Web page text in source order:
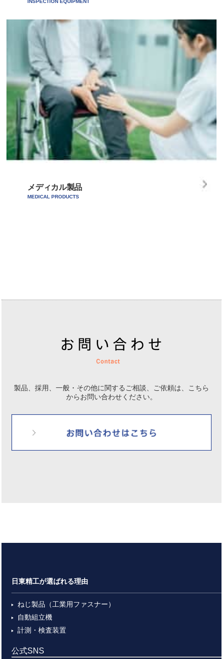
INSPECTION EQUIPMENT
メディカル製品
MEDICAL PRODUCTS
製品、採用、一般・その他に関するご相談、ご依頼は、
こちら
からお問い合わせください。
日東精工が選ばれる理由
ねじ製品（工業用ファスナー）
自動組立機
計測・検査装置
公式SNS